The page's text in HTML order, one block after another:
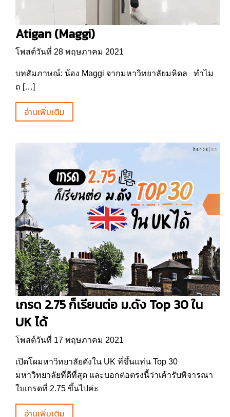
Atigan (Maggi)
โพสต์วันที่ 28 พฤษภาคม 2021
บทสัมภาษณ์: น้อง Maggi จากมหาวิทยาลัยมหิดล ทำไม
ถ […]
อ่านเพิ่มเติม
เกรด 2.75 ก็เรียนต่อ ม.ดัง Top 30 ใน
UK ได้
โพสต์วันที่ 17 พฤษภาคม 2021
เปิดโผมหาวิทยาลัยดังใน UK ที่ขึ้นแท่น Top 30
มหาวิทยาลัยที่ดีที่สุด และบอกต่อตรงนี้ว่าเค้ารับพิจารณา
ใบเกรดที่ 2.75 ขึ้นไปค่ะ
อ่านเพิ่มเติม